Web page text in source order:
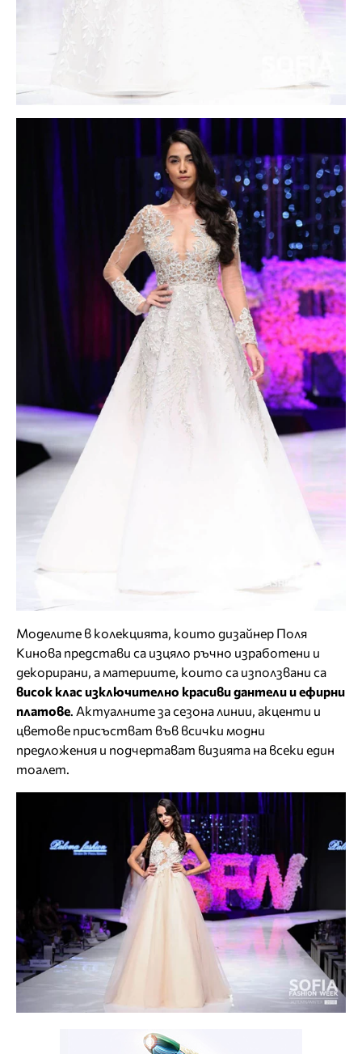
Моделите в колекцията, които дизайнер Поля
Кинова представи са изцяло ръчно изработени и
декорирани, а материите, които са използвани са
висок клас изключително красиви дантели и ефирни
платове. Актуалните за сезона линии, акценти и
цветове присъстват във всички модни
предложения и подчертават визията на всеки един
тоалет.